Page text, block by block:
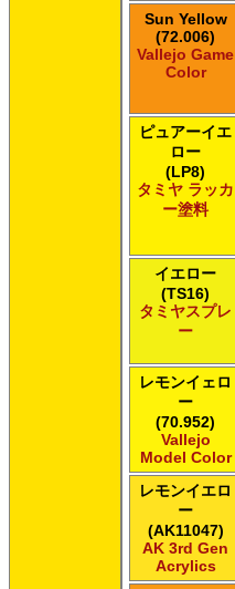
Sun Yellow
(72.006)
Vallejo Game
Color
ピュアーイエ
ロー
(LP8)
タミヤ ラッカ
ー塗料
イエロー
(TS16)
タミヤスプレ
ー
レモンイェロ
ー
(70.952)
Vallejo
Model Color
レモンイエロ
ー
(AK11047)
AK 3rd Gen
Acrylics